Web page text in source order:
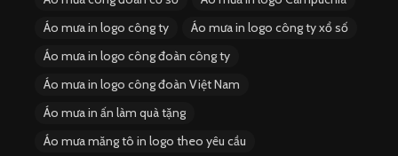
Áo mưa in logo công ty
Áo mưa in logo công ty xổ số
Áo mưa in logo công đoàn công ty
Áo mưa in logo công đoàn Việt Nam
Áo mưa in ấn làm quà tặng
Áo mưa măng tô in logo theo yêu cầu